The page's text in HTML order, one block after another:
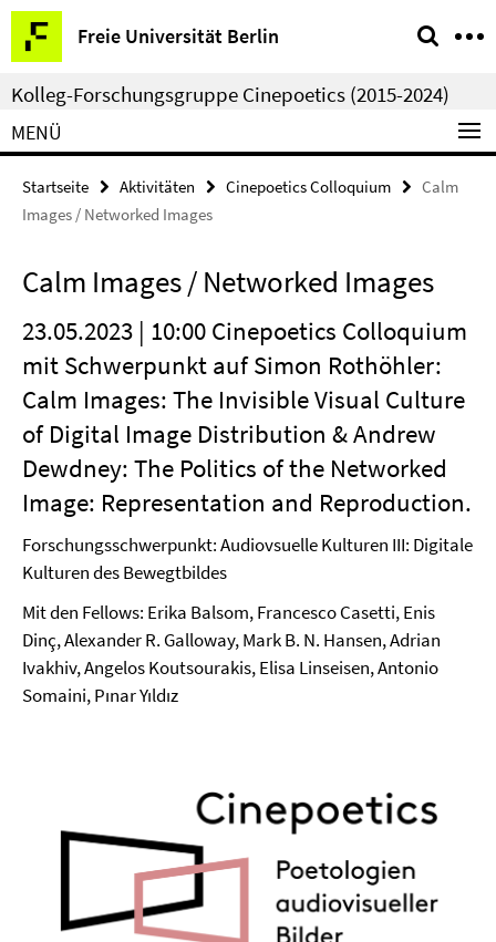
Springe
direkt
zu
Inhalt
Freie Universität Berlin
Service-
Navigation
Kolleg-Forschungsgruppe Cinepoetics (2015-2024)
MENÜ
Startseite Aktivitäten Cinepoetics Colloquium
Calm
Images / Networked Images
Calm Images / Networked Images
23.05.2023 | 10:00 Cinepoetics Colloquium
mit Schwerpunkt auf Simon Rothöhler:
Calm Images: The Invisible Visual Culture
of Digital Image Distribution & Andrew
Dewdney: The Politics of the Networked
Image: Representation and Reproduction.
Forschungsschwerpunkt: Audiovsuelle Kulturen III: Digitale
Kulturen des Bewegtbildes
Mit den Fellows: Erika Balsom, Francesco Casetti, Enis
Dinç, Alexander R. Galloway, Mark B. N. Hansen, Adrian
Ivakhiv, Angelos Koutsourakis, Elisa Linseisen, Antonio
Somaini, Pınar Yıldız